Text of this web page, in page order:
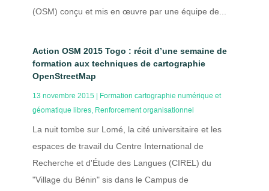
(OSM) conçu et mis en œuvre par une équipe de...
Action OSM 2015 Togo : récit d’une semaine de
formation aux techniques de cartographie
OpenStreetMap
13 novembre 2015 | Formation cartographie numérique et
géomatique libres, Renforcement organisationnel
La nuit tombe sur Lomé, la cité universitaire et les
espaces de travail du Centre International de
Recherche et d'Étude des Langues (CIREL) du
"Village du Bénin" sis dans le Campus de